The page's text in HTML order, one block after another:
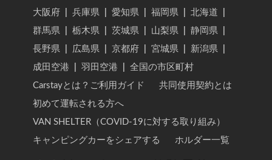
大阪府
兵庫県 愛知県 福岡県 北海道
群馬県
栃木県 茨城県 山梨県 静岡県
長野県
広島県 京都府 宮城県 新潟県
成田空港
羽田空港
全国の市区町村
Carstayとは？ご利用ガイド
共同使用契約とは
初めて運転される方へ
VAN SHELTER（COVID-19に対する取り組み）
キャンピングカーをシェアする
ホルダー一覧